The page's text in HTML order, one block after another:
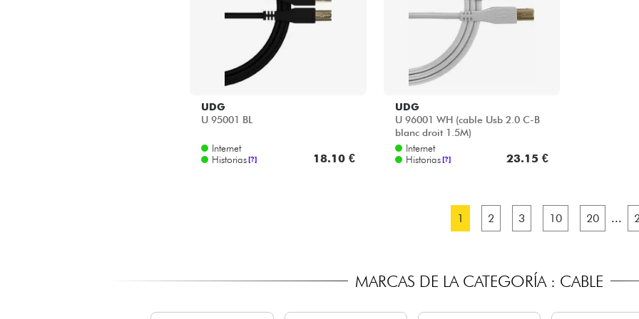
UDG
U 95001 BL
Internet
Historias[?] 18.10 €
UDG
U 96001 WH (cable Usb 2.0 C-B
blanc droit 1.5M)
Internet
Historias [?] 23.15 €
1 2 3 10 20 ...
MARCAS DE LA CATEGORÍA : CABLE